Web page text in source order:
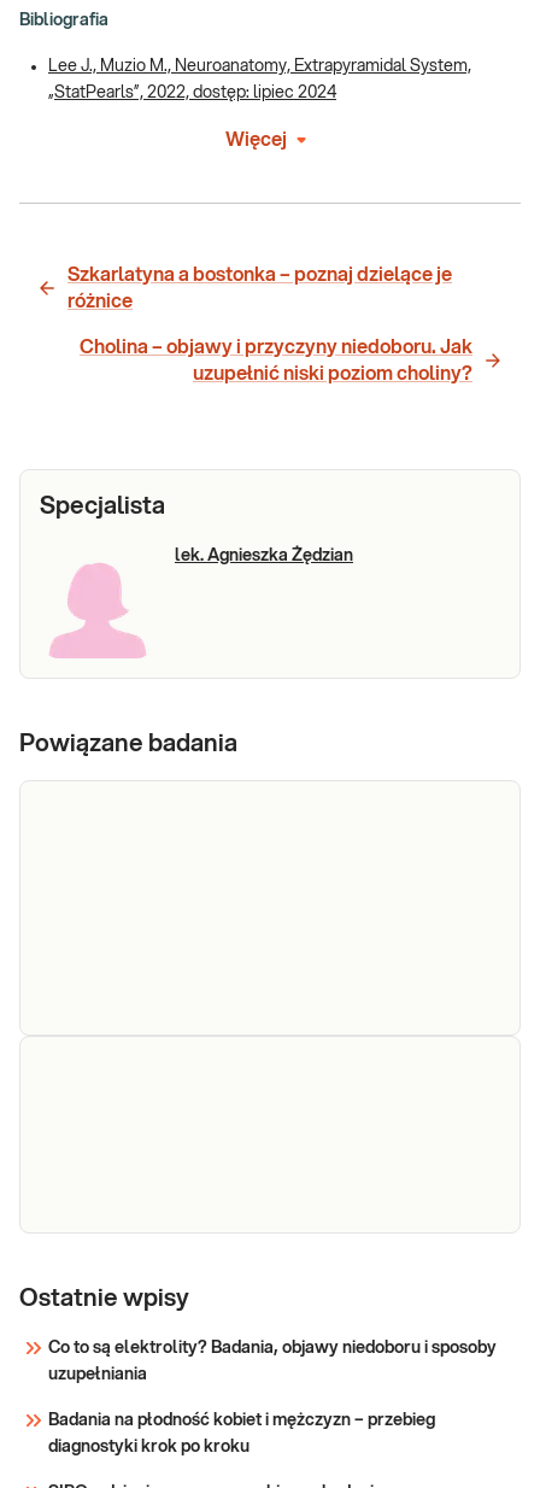
Bibliografia
Lee J., Muzio M., Neuroanatomy, Extrapyramidal System,
„StatPearls”, 2022, dostęp: lipiec 2024
Więcej
Szkarlatyna a bostonka – poznaj dzielące je
różnice
Cholina – objawy i przyczyny niedoboru. Jak
uzupełnić niski poziom choliny?
Specjalista
lek. Agnieszka Żędzian
Powiązane badania
(SCA1, SCA2, SCA3, SCA6, SCA7, SCA12, SCA17,
Ostatnie wpisy
Co to są elektrolity? Badania, objawy niedoboru i sposoby
uzupełniania
Badania na płodność kobiet i mężczyzn – przebieg
diagnostyki krok po kroku